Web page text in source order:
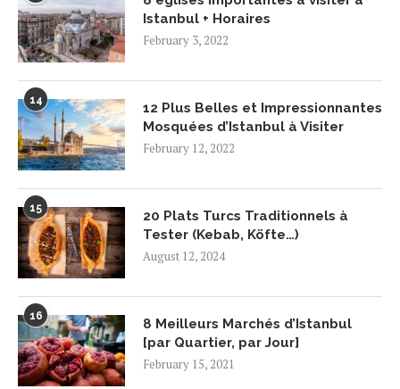
Istanbul + Horaires
February 3, 2022
14
12 Plus Belles et Impressionnantes
Mosquées d’Istanbul à Visiter
February 12, 2022
15
20 Plats Turcs Traditionnels à
Tester (Kebab, Köfte…)
August 12, 2024
16
8 Meilleurs Marchés d’Istanbul
[par Quartier, par Jour]
February 15, 2021